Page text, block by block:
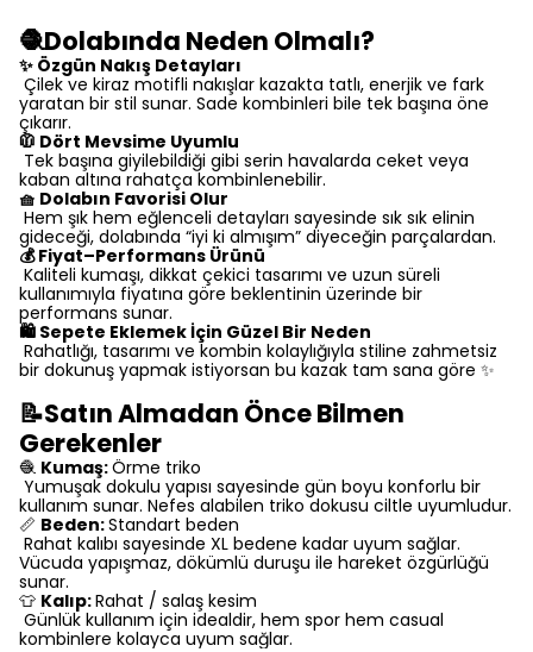
🧶Dolabında Neden Olmalı?
✨ Özgün Nakış Detayları
Çilek ve kiraz motifli nakışlar kazakta tatlı, enerjik ve fark
yaratan bir stil sunar. Sade kombinleri bile tek başına öne
çıkarır.
🧥 Dört Mevsime Uyumlu
Tek başına giyilebildiği gibi serin havalarda ceket veya
kaban altına rahatça kombinlenebilir.
🧺 Dolabın Favorisi Olur
Hem şık hem eğlenceli detayları sayesinde sık sık elinin
gideceği, dolabında “iyi ki almışım” diyeceğin parçalardan.
💰 Fiyat–Performans Ürünü
Kaliteli kumaşı, dikkat çekici tasarımı ve uzun süreli
kullanımıyla fiyatına göre beklentinin üzerinde bir
performans sunar.
🛍️ Sepete Eklemek İçin Güzel Bir Neden
Rahatlığı, tasarımı ve kombin kolaylığıyla stiline zahmetsiz
bir dokunuş yapmak istiyorsan bu kazak tam sana göre ✨
📝Satın Almadan Önce Bilmen
Gerekenler
🧶 Kumaş:Örme triko
Yumuşak dokulu yapısı sayesinde gün boyu konforlu bir
kullanım sunar. Nefes alabilen triko dokusu ciltle uyumludur.
📏 Beden:Standart beden
Rahat kalıbı sayesinde XL bedene kadar uyum sağlar.
Vücuda yapışmaz, dökümlü duruşu ile hareket özgürlüğü
sunar.
👕 Kalıp:Rahat / salaş kesim
Günlük kullanım için idealdir, hem spor hem casual
kombinlere kolayca uyum sağlar.